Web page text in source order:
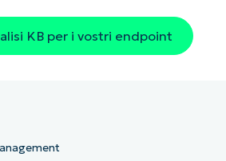
KB per i vostri endpoint